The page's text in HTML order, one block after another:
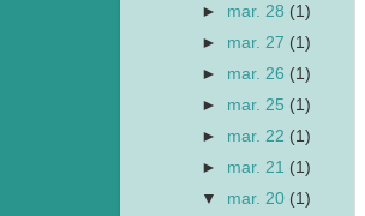
► mar. 28 (1)
► mar. 27 (1)
► mar. 26 (1)
► mar. 25 (1)
► mar. 22 (1)
► mar. 21 (1)
▼ mar. 20 (1)